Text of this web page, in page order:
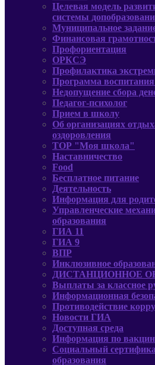
Целевая модель
системы
Муниципальное
Финансовая
Профориентация
ОРКСЭ
Профилактика
Программа воспитания
Недопущение сбора
Педагог-психолог
Прием в школу
Об организациях
оздоровления
ТОР "Моя школа"
Наставничество
Food
Бесплатное питание
Деятельность
Информация для
Управленческие
образования
ГИА 11
ГИА 9
ВПР
Инклюзивное
ДИСТАНЦИОННОЕ
Выплаты за классное
Информационная
Противодействие
Новости ГИА
Доступная среда
Информация по
Социальный
образования